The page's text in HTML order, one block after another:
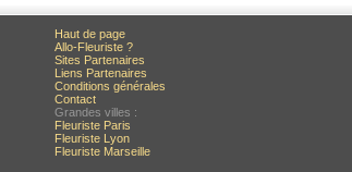
Haut de page
Allo-Fleuriste ?
Sites Partenaires
Liens Partenaires
Conditions générales
Contact
Grandes villes :
Fleuriste Paris
Fleuriste Lyon
Fleuriste Marseille